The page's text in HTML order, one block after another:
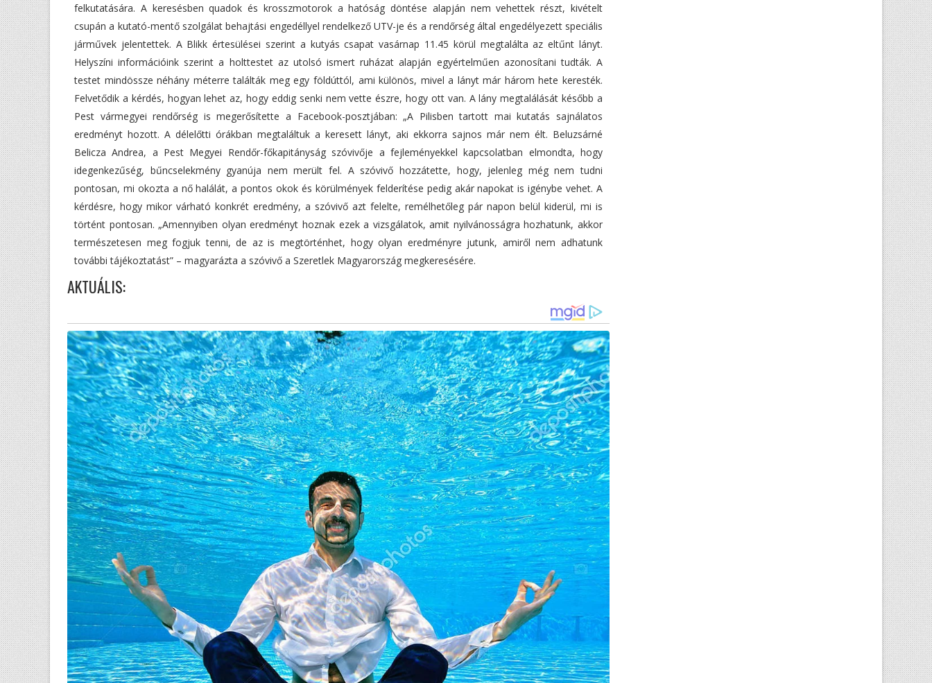
felkutatására. A keresésben quadok és krosszmotorok a hatóság döntése alapján nem vehettek részt, kivételt
csupán a kutató-mentő szolgálat behajtási engedéllyel rendelkező UTV-je és a rendőrség által engedélyezett speciális
járművek jelentettek. A Blikk értesülései szerint a kutyás csapat vasárnap 11.45 körül megtalálta az eltűnt lányt.
Helyszíni információink szerint a holttestet az utolsó ismert ruházat alapján egyértelműen azonosítani tudták. A
testet mindössze néhány méterre találták meg egy földúttól, ami különös, mivel a lányt már három hete keresték.
Felvetődik a kérdés, hogyan lehet az, hogy eddig senki nem vette észre, hogy ott van. A lány megtalálását később a
Pest vármegyei rendőrség is megerősítette a Facebook-posztjában: „A Pilisben tartott mai kutatás sajnálatos
eredményt hozott. A délelőtti órákban megtaláltuk a keresett lányt, aki ekkorra sajnos már nem élt. Beluzsárné
Belicza Andrea, a Pest Megyei Rendőr-főkapitányság szóvivője a fejleményekkel kapcsolatban elmondta, hogy
idegenkezűség, bűncselekmény gyanúja nem merült fel. A szóvivő hozzátette, hogy, jelenleg még nem tudni
pontosan, mi okozta a nő halálát, a pontos okok és körülmények felderítése pedig akár napokat is igénybe vehet. A
kérdésre, hogy mikor várható konkrét eredmény, a szóvivő azt felelte, remélhetőleg pár napon belül kiderül, mi is
történt pontosan. „Amennyiben olyan eredményt hoznak ezek a vizsgálatok, amit nyilvánosságra hozhatunk, akkor
természetesen meg fogjuk tenni, de az is megtörténhet, hogy olyan eredményre jutunk, amiről nem adhatunk
további tájékoztatást” – magyarázta a szóvivő a Szeretlek Magyarország megkeresésére.
AKTUÁLIS: